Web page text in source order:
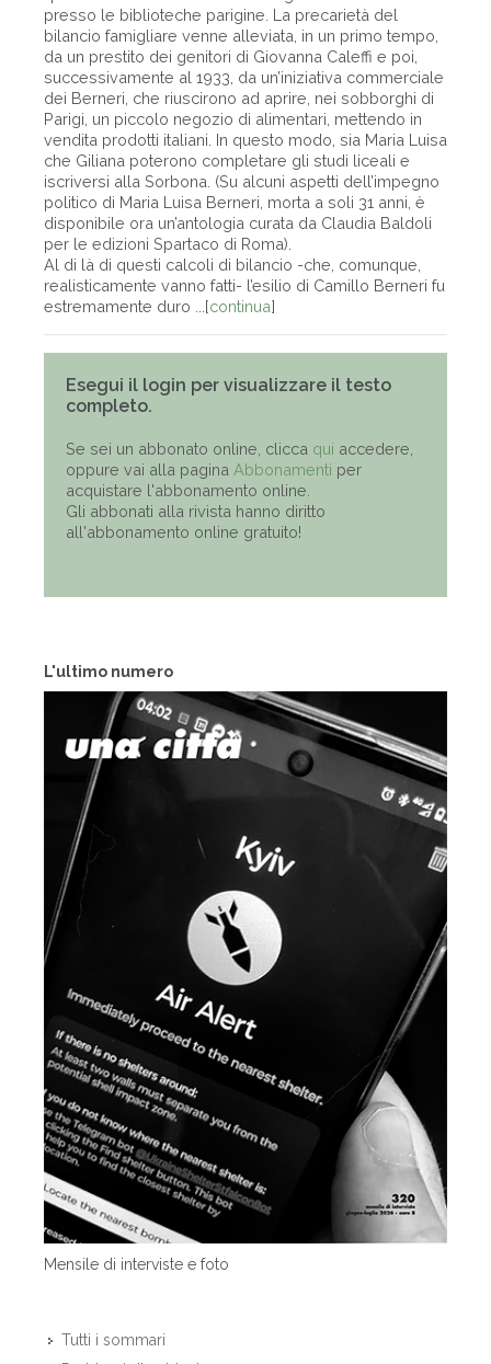
L'ultimo numero
Mensile di interviste e foto
Tutti i sommari
presso le biblioteche parigine. La precarietà del
bilancio famigliare venne alleviata, in un primo tempo,
da un prestito dei genitori di Giovanna Caleffi e poi,
successivamente al 1933, da un’iniziativa commerciale
dei Berneri, che riuscirono ad aprire, nei sobborghi di
Parigi, un piccolo negozio di alimentari, mettendo in
vendita prodotti italiani. In questo modo, sia Maria Luisa
che Giliana poterono completare gli studi liceali e
iscriversi alla Sorbona. (Su alcuni aspetti dell’impegno
politico di Maria Luisa Berneri, morta a soli 31 anni, è
disponibile ora un’antologia curata da Claudia Baldoli
per le edizioni Spartaco di Roma).
Al di là di questi calcoli di bilancio -che, comunque,
realisticamente vanno fatti- l’esilio di Camillo Berneri fu
estremamente duro ...[continua]
Esegui il login per visualizzare il testo
completo.
Se sei un abbonato online, clicca qui accedere,
oppure vai alla pagina Abbonamenti per
acquistare l'abbonamento online.
Gli abbonati alla rivista hanno diritto
all'abbonamento online gratuito!